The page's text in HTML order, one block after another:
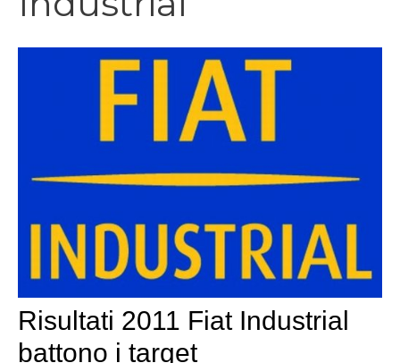
Risultati 2011 Fiat Industrial
battono i target